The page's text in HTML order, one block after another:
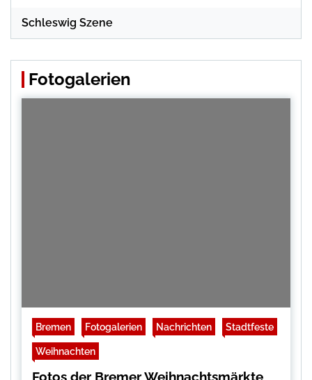
Schleswig Szene
Fotogalerien
Bremen Fotogalerien Nachrichten Stadtfeste
Weihnachten
Fotos der Bremer Weihnachtsmärkte